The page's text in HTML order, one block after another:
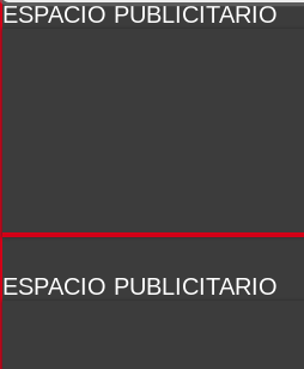
ESPACIO PUBLICITARIO
ESPACIO PUBLICITARIO